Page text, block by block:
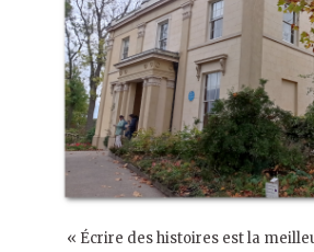
« Écrire des histoires est la